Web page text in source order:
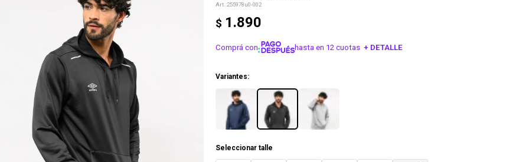
255978u0-002
$ 1.890
Comprá con hasta en 12 cuotas + DETALLE
Variantes:
Seleccionar talle